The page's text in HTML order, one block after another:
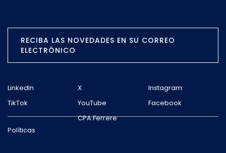
RECIBA LAS NOVEDADES EN SU CORREO
ELECTRÓNICO
LinkedIn X
Instagram
TikTok
YouTube Facebook
Políticas
CPA Ferrere